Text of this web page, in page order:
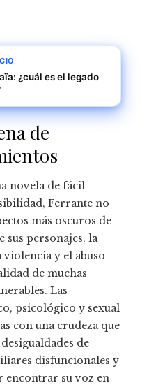
¿cuál es el legado
de
novela de fácil
Ferrante no
más oscuros de
sus personajes, la
y el abuso
de muchas
Las
psicológico y sexual
con una crudeza que
de
disfuncionales y
encontrar su voz en